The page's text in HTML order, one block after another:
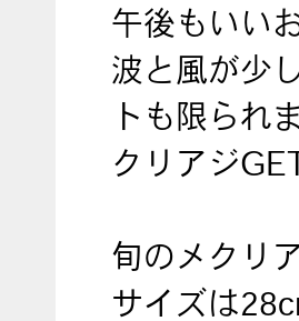
午後もいい
波と風が少
トも限られ
クリアジ
旬のメクリ
サイズは